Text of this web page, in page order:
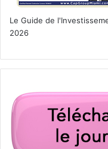
Le Guide de
2026